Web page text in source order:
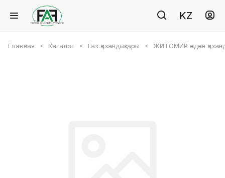
KZ
Главная Каталог Газ қазандықтары ЖИТОМИР еден